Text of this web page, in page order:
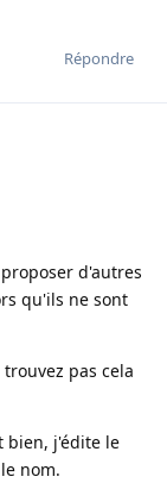
Répondre
d'autres
qu'ils ne sont
pas cela
bien, j'édite le
nom.